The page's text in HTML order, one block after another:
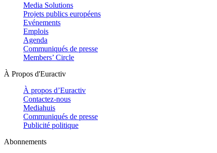
Media Solutions
Projets publics européens
Evénements
Emplois
Agenda
Communiqués de presse
Members’ Circle
À Propos d'Euractiv
À propos d’Euractiv
Contactez-nous
Mediahuis
Communiqués de presse
Publicité politique
Abonnements